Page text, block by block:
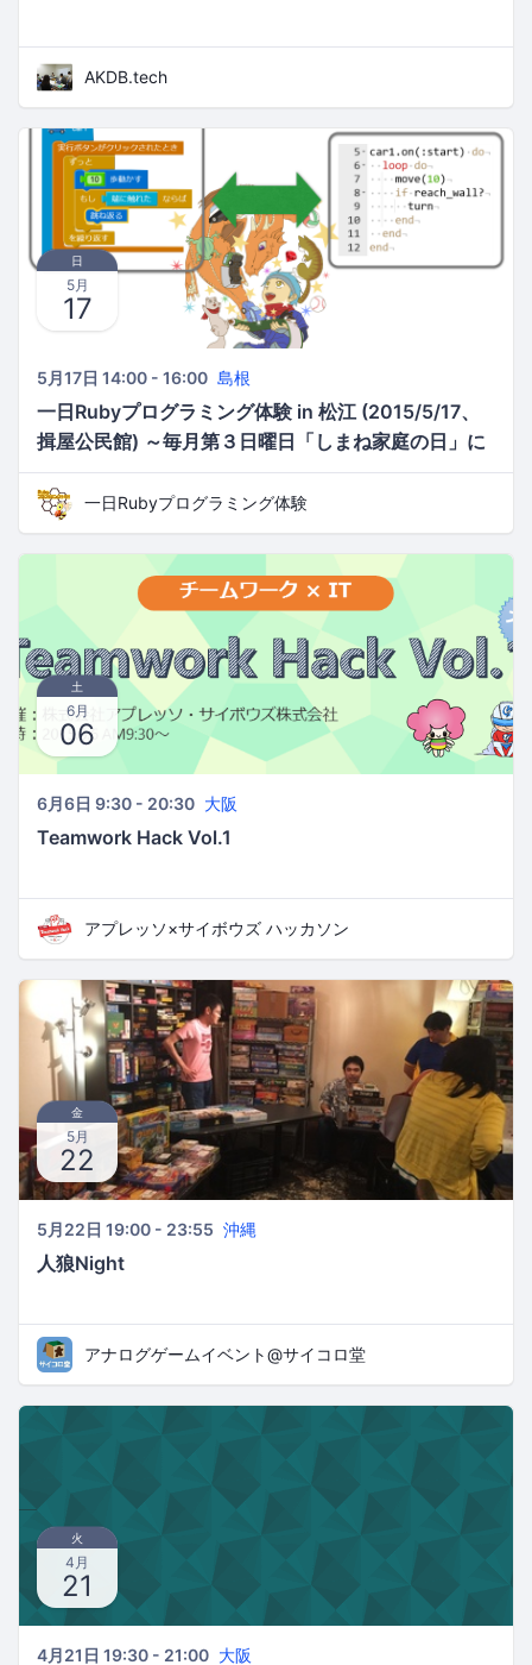
AKDB.tech
日
5月
17
5月17日 14:00 - 16:00 島根
一日Rubyプログラミング体験 in 松江 (2015/5/17、
揖屋公民館) ～毎月第３日曜日「しまね家庭の日」に
親子でRubyを体験してみよう～
一日Rubyプログラミング体験
土
6月
06
6月6日 9:30 - 20:30 大阪
Teamwork Hack Vol.1
アプレッソ×サイボウズ ハッカソン
金
5月
22
5月22日 19:00 - 23:55 沖縄
人狼Night
アナログゲームイベント@サイコロ堂
火
4月
21
4月21日 19:30 - 21:00 大阪